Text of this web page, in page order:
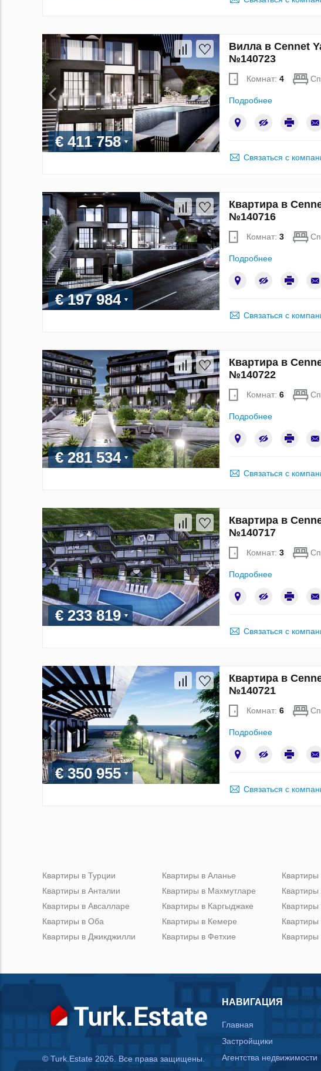
€ 411 758
Вилла в Cennet
№140723
Комнат: 4
Подробнее
Связаться с
€ 197 984
Квартира в
№140716
Комнат: 3
Подробнее
Связаться с
€ 281 534
Квартира в
№140722
Комнат: 6
Подробнее
Связаться с
€ 233 819
Квартира в
№140717
Комнат: 3
Подробнее
Связаться с
€ 350 955
Квартира в
№140721
Комнат: 6
Подробнее
Связаться с
Квартиры в Турции
Квартиры в Анталии
Квартиры в Авсалларе
Квартиры в Оба
Квартиры в Джикджилли
Квартиры в Аланье
Квартиры в Махмутларе
Квартиры в Каргыджаке
Квартиры в Кемере
Квартиры в Фетхие
Квартиры
Квартиры
© Turk.Estate 2026. Все права защищены.
НАВИГАЦИЯ
Главная
Застройщики
Агентства недвижимости